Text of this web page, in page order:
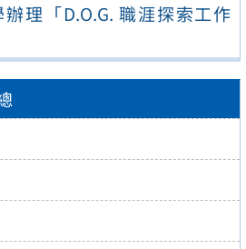
理「D.O.G. 職涯探索工作